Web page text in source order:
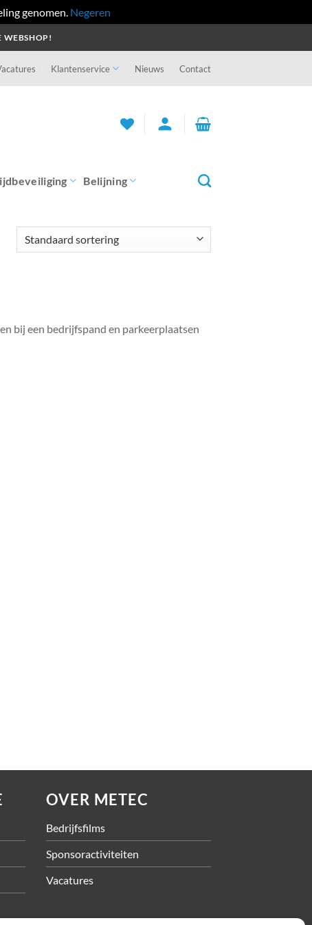
genomen. Negeren
WEBSHOP!
Klantenservice Nieuws Contact
person
Belijning
bij een bedrijfspand en parkeerplaatsen
OVER METEC
Bedrijfsfilms
Sponsoractiviteiten
Vacatures